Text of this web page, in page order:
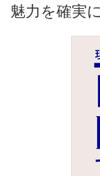
魅力を確実